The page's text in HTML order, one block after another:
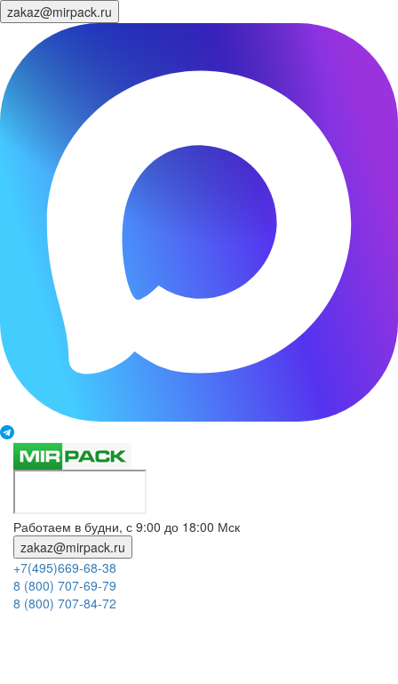
zakaz@mirpack.ru
Работаем в будни, с 9:00 до 18:00 Мск
zakaz@mirpack.ru
+7(495)669-68-38
8 (800) 707-69-79
8 (800) 707-84-72